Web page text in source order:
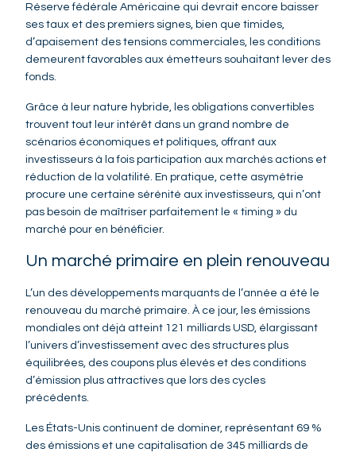
Réserve fédérale Américaine qui devrait encore baisser
ses taux et des premiers signes, bien que timides,
d’apaisement des tensions commerciales, les conditions
demeurent favorables aux émetteurs souhaitant lever des
fonds.
Grâce à leur nature hybride, les obligations convertibles
trouvent tout leur intérêt dans un grand nombre de
scénarios économiques et politiques, offrant aux
investisseurs à la fois participation aux marchés actions et
réduction de la volatilité. En pratique, cette asymétrie
procure une certaine sérénité aux investisseurs, qui n’ont
pas besoin de maîtriser parfaitement le « timing » du
marché pour en bénéficier.
Un marché primaire en plein renouveau
L’un des développements marquants de l’année a été le
renouveau du marché primaire. À ce jour, les émissions
mondiales ont déjà atteint 121 milliards USD, élargissant
l’univers d’investissement avec des structures plus
équilibrées, des coupons plus élevés et des conditions
d’émission plus attractives que lors des cycles
précédents.
Les États-Unis continuent de dominer, représentant 69 %
des émissions et une capitalisation de 345 milliards de